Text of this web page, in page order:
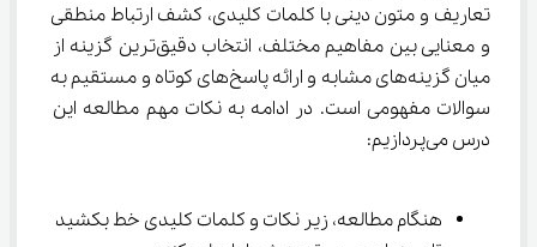
تعاریف و متون دینی با کلمات کلیدی، کشف ارتباط منطقی
و معنایی بین مفاهیم مختلف، انتخاب دقیق‌ترین گزینه از
میان گزینه‌های مشابه و ارائه پاسخ‌های کوتاه و مستقیم به
سوالات مفهومی است. در ادامه به نکات مهم مطالعه این
درس می‌پردازیم:
هنگام مطالعه، زیر نکات و کلمات کلیدی خط بکشید